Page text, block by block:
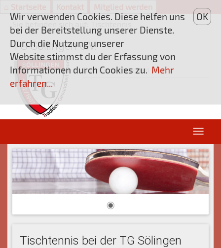
TG Söllingen e.V.
Tischtennis bei der TG Sölingen
Wir verwenden Cookies. Diese helfen uns
bei der Bereitstellung unserer Dienste.
Durch die Nutzung unserer
Website stimmst du der Erfassung von
Informationen durch Cookies zu. Mehr
erfahren...
OK